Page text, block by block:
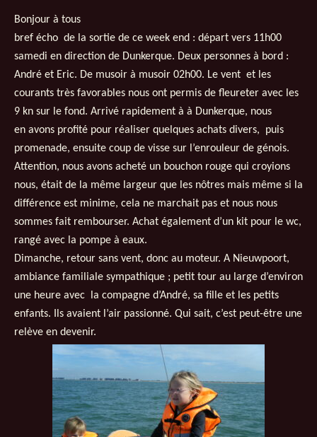
Bonjour à tous
bref écho de la sortie de ce week end : départ vers 11h00
samedi en direction de Dunkerque. Deux personnes à bord :
André et Eric. De musoir à musoir 02h00. Le vent et les
courants très favorables nous ont permis de fleureter avec les
9 kn sur le fond. Arrivé rapidement à à Dunkerque, nous
en avons profité pour réaliser quelques achats divers, puis
promenade, ensuite coup de visse sur l’enrouleur de génois.
Attention, nous avons acheté un bouchon rouge qui croyions
nous, était de la même largeur que les nôtres mais même si la
différence est minime, cela ne marchait pas et nous nous
sommes fait rembourser. Achat également d’un kit pour le wc,
rangé avec la pompe à eaux.
Dimanche, retour sans vent, donc au moteur. A Nieuwpoort,
ambiance familiale sympathique ; petit tour au large d’environ
une heure avec la compagne d’André, sa fille et les petits
enfants. Ils avaient l’air passionné. Qui sait, c’est peut-être une
relève en devenir.